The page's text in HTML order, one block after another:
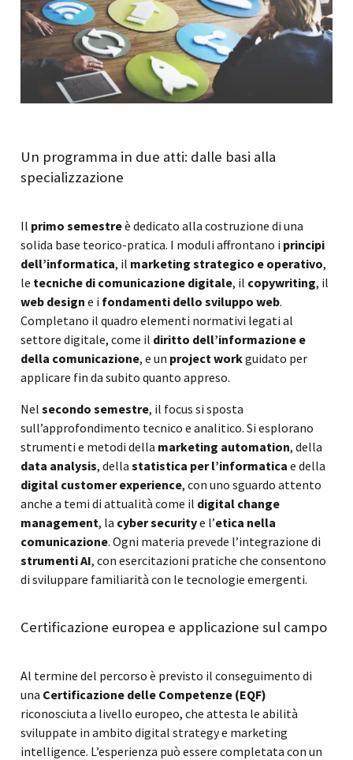
Un programma in due atti: dalle basi alla
specializzazione
Il primo semestreè dedicato alla costruzione di una
solida base teorico-pratica. I moduli affrontano i principi
dell’informatica, il marketing strategico e operativo,
le tecniche di comunicazione digitale, il copywriting, il
web design e i fondamenti dello sviluppo web.
Completano il quadro elementi normativi legati al
settore digitale, come il diritto dell’informazione e
della comunicazione, e un project workguidato per
applicare fin da subito quanto appreso.
Nel secondo semestre, il focus si sposta
sull’approfondimento tecnico e analitico. Si esplorano
strumenti e metodi della marketing automation, della
data analysis, della statistica per l’informatica e della
digital customer experience, con uno sguardo attento
anche a temi di attualità come il digital change
management, la cyber securitye l’etica nella
comunicazione. Ogni materia prevede l’integrazione di
strumenti AI, con esercitazioni pratiche che consentono
di sviluppare familiarità con le tecnologie emergenti.
Certificazione europea e applicazione sul campo
Al termine del percorso è previsto il conseguimento di
una Certificazione delle Competenze (EQF)
riconosciuta a livello europeo, che attesta le abilità
sviluppate in ambito digital strategy e marketing
intelligence. L’esperienza può essere completata con un